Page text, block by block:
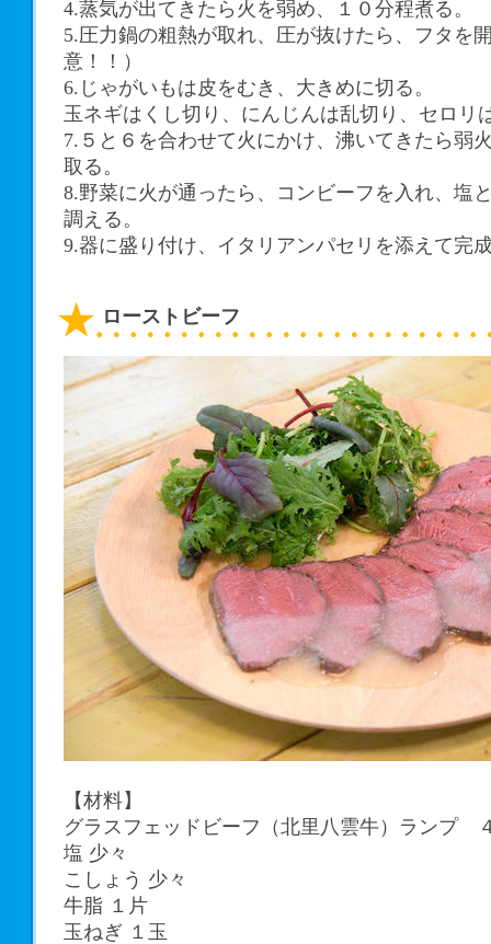
4.蒸気が出てきたら火を弱め、１０分程煮る。
5.圧力鍋の粗熱が取れ、圧が抜けたら、フタを
意！！）
6.じゃがいもは皮をむき、大きめに切る。
玉ネギはくし切り、にんじんは乱切り、セロリ
7.５と６を合わせて火にかけ、沸いてきたら弱
取る。
8.野菜に火が通ったら、コンビーフを入れ、塩
調える。
9.器に盛り付け、イタリアンパセリを添えて完
ローストビーフ
【材料】
グラスフェッドビーフ（北里八雲牛）ランプ
塩 少々
こしょう 少々
牛脂 １片
玉ねぎ １玉